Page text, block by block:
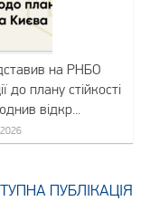
на РНБО
до плану стійкості
відкр...
ПУБЛІКАЦІЯ